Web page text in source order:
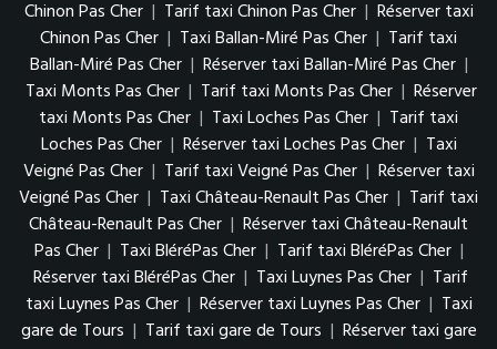
Chinon Pas Cher | Tarif taxi Chinon Pas Cher | Réserver taxi
Chinon Pas Cher | Taxi Ballan-Miré Pas Cher | Tarif taxi
Ballan-Miré Pas Cher | Réserver taxi Ballan-Miré Pas Cher |
Taxi Monts Pas Cher | Tarif taxi Monts Pas Cher | Réserver
taxi Monts Pas Cher | Taxi Loches Pas Cher | Tarif taxi
Loches Pas Cher | Réserver taxi Loches Pas Cher | Taxi
Veigné Pas Cher | Tarif taxi Veigné Pas Cher | Réserver taxi
Veigné Pas Cher | Taxi Château-Renault Pas Cher | Tarif taxi
Château-Renault Pas Cher | Réserver taxi Château-Renault
Pas Cher | Taxi BléréPas Cher | Tarif taxi BléréPas Cher |
Réserver taxi BléréPas Cher | Taxi Luynes Pas Cher | Tarif
taxi Luynes Pas Cher | Réserver taxi Luynes Pas Cher | Taxi
gare de Tours | Tarif taxi gare de Tours | Réserver taxi gare